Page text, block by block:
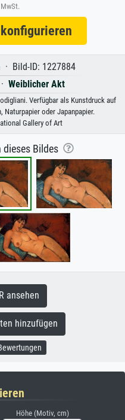
Bild-ID: 1227884
Weiblicher Akt
Verfügbar als Kunstdruck auf
Naturpapier oder Japanpapier.
Gallery of Art
dieses Bildes
ansehen
hinzufügen
Höhe (Motiv, cm)